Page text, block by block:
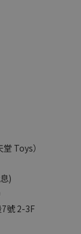
Toys）
)
號 2-3F